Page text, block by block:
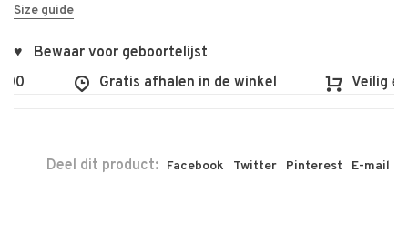
Size guide
♥ Bewaar voor geboortelijst
Gratis afhalen in de winkel Veilig en
Deel dit product: Facebook Twitter Pinterest E-mail